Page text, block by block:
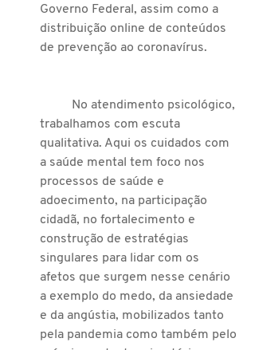
Governo Federal, assim como a
distribuição online de conteúdos
de prevenção ao coronavírus.
trabalhamos com escuta
qualitativa. Aqui os cuidados com
a saúde mental tem foco nos
processos de saúde e
adoecimento, na participação
cidadã, no fortalecimento e
construção de estratégias
singulares para lidar com os
afetos que surgem nesse cenário
a exemplo do medo, da ansiedade
e da angústia, mobilizados tanto
pela pandemia como também pelo